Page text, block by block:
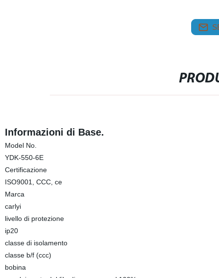
Informazioni di Base.
Model No.
YDK-550-6E
Certificazione
ISO9001, CCC, ce
Marca
carlyi
livello di protezione
ip20
classe di isolamento
classe b/f (ccc)
bobina